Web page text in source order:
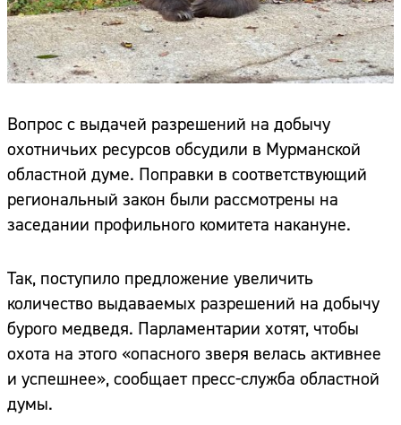
Вопрос с выдачей разрешений на добычу
охотничьих ресурсов обсудили в Мурманской
областной думе. Поправки в соответствующий
региональный закон были рассмотрены на
заседании профильного комитета накануне.
Так, поступило предложение увеличить
количество выдаваемых разрешений на добычу
бурого медведя. Парламентарии хотят, чтобы
охота на этого «опасного зверя велась активнее
и успешнее», сообщает пресс-служба областной
думы.